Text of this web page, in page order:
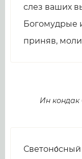
слез ваших
Богомудрые
приняв,
Ин кондак